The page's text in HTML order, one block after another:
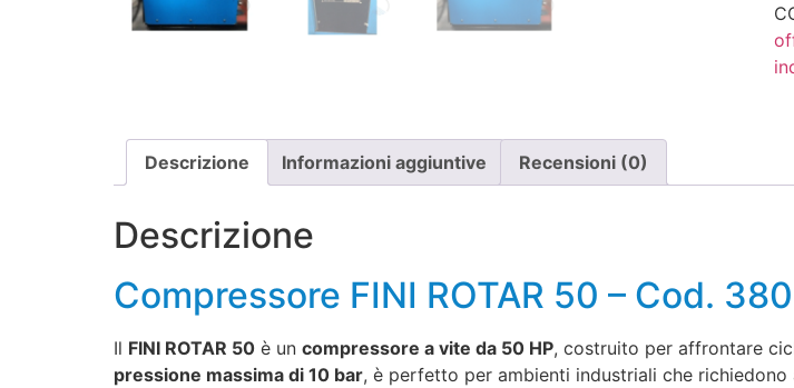
Descrizione Informazioni aggiuntive Recensioni (0)
Descrizione
Compressore FINI ROTAR 50 – Cod.
Il FINI ROTAR 50 è un compressore a vite da 50 HP, costruito per affrontare
pressione massima di 10 bar, è perfetto per ambienti industriali che